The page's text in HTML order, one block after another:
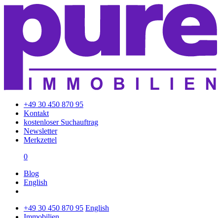
+49 30 450 870 95
Kontakt
kostenloser Suchauftrag
Newsletter
Merkzettel
0
Blog
English
+49 30 450 870 95 English